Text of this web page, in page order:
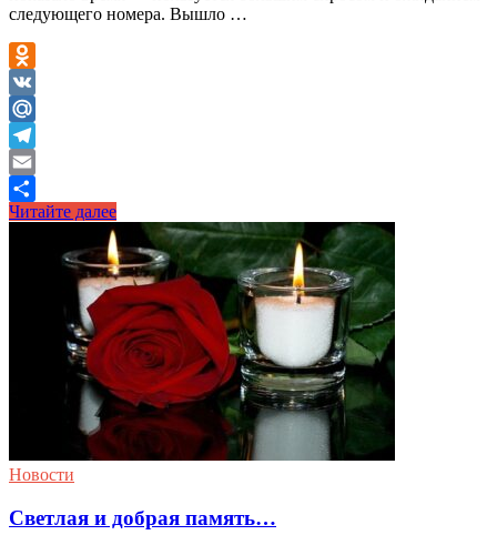
следующего номера. Вышло …
Odnoklassniki
VK
Mail.Ru
Telegram
Email
Отправить
Наша
Читайте далее
Новости
Светлая и добрая память…